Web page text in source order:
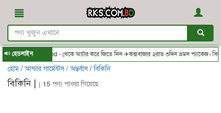
হেডলাইন
RKS.com.bd - থেকে অর্ডার করে জিতে নিন ✈কক্সবাজার ২রাত ৩দিন ভ্রমন প্যাকেজ।
হোম/আন্ডার গার্মেন্টস / অন্তর্বাস/বিকিনি
বিকিনি | | 15 পণ্য পাওয়া গিয়েছে